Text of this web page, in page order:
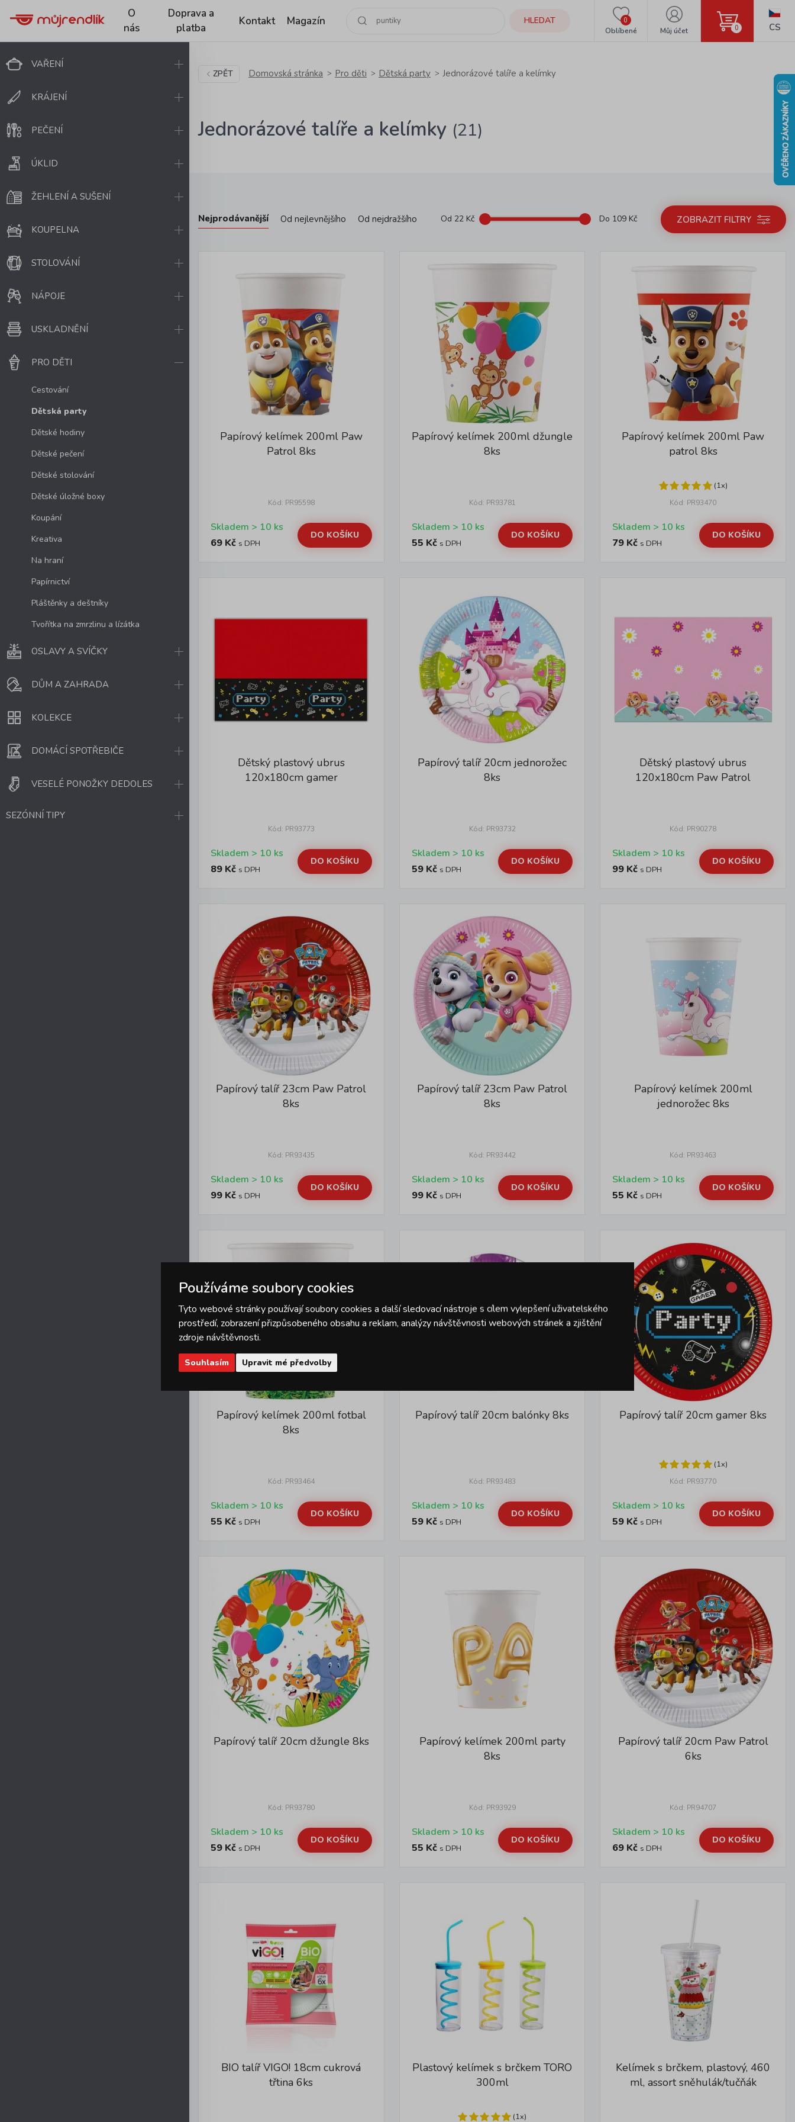
O
nás
Doprava a
platba
Kontakt Magazín HLEDAT
Oblíbené
0
Můj účet 0 CS
VAŘENÍ
KRÁJENÍ
PEČENÍ
ÚKLID
ŽEHLENÍ A SUŠENÍ
KOUPELNA
STOLOVÁNÍ
NÁPOJE
USKLADNĚNÍ
PRO DĚTI
Cestování
Dětská party
Dětské hodiny
Dětské pečení
Dětské stolování
Dětské úložné boxy
Koupání
Kreativa
Na hraní
Papírnictví
Pláštěnky a deštníky
Tvořítka na zmrzlinu a lízátka
OSLAVY A SVÍČKY
DŮM A ZAHRADA
KOLEKCE
DOMÁCÍ SPOTŘEBIČE
VESELÉ PONOŽKY DEDOLES
SEZÓNNÍ TIPY
ZPĚT Domovská stránka Pro děti Dětská party Jednorázové talíře a kelímky
Jednorázové talíře a kelímky (21)
Nejprodávanější Od nejlevnějšího Od nejdražšího Od 22 Kč Do 109 Kč ZOBRAZIT FILTRY
Papírový kelímek 200ml Paw
Patrol 8ks
Kód: PR95598
Skladem > 10 ks
69 Kč s DPH
DO KOŠÍKU
Papírový kelímek 200ml džungle
8ks
Kód: PR93781
Skladem > 10 ks
55 Kč s DPH
DO KOŠÍKU
Papírový kelímek 200ml Paw
patrol 8ks
(1x)
Kód: PR93470
Skladem > 10 ks
79 Kč s DPH
DO KOŠÍKU
Dětský plastový ubrus
120x180cm gamer
Kód: PR93773
Skladem > 10 ks
89 Kč s DPH
DO KOŠÍKU
Papírový talíř 20cm jednorožec
8ks
Kód: PR93732
Skladem > 10 ks
59 Kč s DPH
DO KOŠÍKU
Dětský plastový ubrus
120x180cm Paw Patrol
Kód: PR90278
Skladem > 10 ks
99 Kč s DPH
DO KOŠÍKU
Papírový talíř 23cm Paw Patrol
8ks
Kód: PR93435
Skladem > 10 ks
99 Kč s DPH
DO KOŠÍKU
Papírový talíř 23cm Paw Patrol
8ks
Kód: PR93442
Skladem > 10 ks
99 Kč s DPH
DO KOŠÍKU
Papírový kelímek 200ml
jednorožec 8ks
Kód: PR93463
Skladem > 10 ks
55 Kč s DPH
DO KOŠÍKU
Papírový kelímek 200ml fotbal
8ks
Kód: PR93464
Skladem > 10 ks
55 Kč s DPH
DO KOŠÍKU
Papírový talíř 20cm balónky 8ks
Kód: PR93483
Skladem > 10 ks
59 Kč s DPH
DO KOŠÍKU
Papírový talíř 20cm gamer 8ks
(1x)
Kód: PR93770
Skladem > 10 ks
59 Kč s DPH
DO KOŠÍKU
Papírový talíř 20cm džungle 8ks
Kód: PR93780
Skladem > 10 ks
59 Kč s DPH
DO KOŠÍKU
Papírový kelímek 200ml party
8ks
Kód: PR93929
Skladem > 10 ks
55 Kč s DPH
DO KOŠÍKU
Papírový talíř 20cm Paw Patrol
6ks
Kód: PR94707
Skladem > 10 ks
69 Kč s DPH
DO KOŠÍKU
BIO talíř VIGO! 18cm cukrová
třtina 6ks
Plastový kelímek s brčkem TORO
300ml
(1x)
Kelímek s brčkem, plastový, 460
ml, assort sněhulák/tučňák
Používáme soubory cookies
Tyto webové stránky používají soubory cookies a další sledovací nástroje s cílem vylepšení uživatelského
prostředí, zobrazení přizpůsobeného obsahu a reklam, analýzy návštěvnosti webových stránek a zjištění
zdroje návštěvnosti.
Souhlasím Upravit mé předvolby